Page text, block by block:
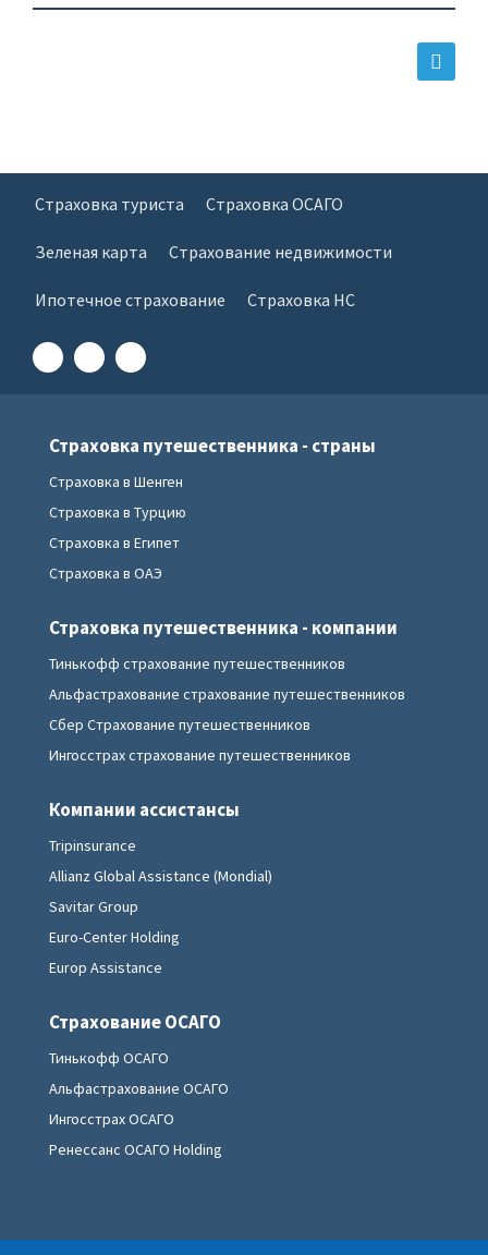
Страховка туриста Страховка ОСАГО
Зеленая карта Страхование недвижимости
Ипотечное страхование Страховка НС
Страховка путешественника - страны
Страховка в Шенген
Страховка в Турцию
Страховка в Египет
Страховка в ОАЭ
Страховка путешественника - компании
Тинькофф страхование путешественников
Альфастрахование страхование путешественников
Сбер Страхование путешественников
Ингосстрах страхование путешественников
Компании ассистансы
Tripinsurance
Allianz Global Assistance (Mondial)
Savitar Group
Euro-Center Holding
Europ Assistance
Страхование ОСАГО
Тинькофф ОСАГО
Альфастрахование ОСАГО
Ингосстрах ОСАГО
Ренессанс ОСАГО Holding